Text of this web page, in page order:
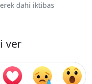
dahi iktibas
ver